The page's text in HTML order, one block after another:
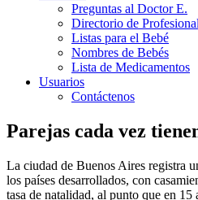
Preguntas al Doctor E.
Directorio de
Listas para el Bebé
Nombres de Bebés
Lista de Medicamentos
Usuarios
Contáctenos
Parejas cada vez
La ciudad de Buenos Aires registra
los países desarrollados, con
tasa de natalidad, al punto que en 15